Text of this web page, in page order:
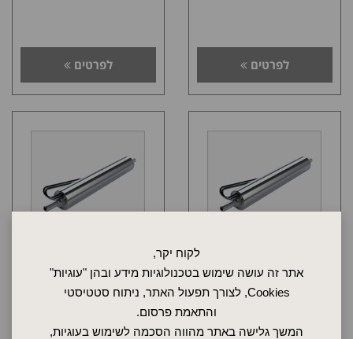
לקוח יקר,
אתר זה עושה שימוש בטכנולוגיות מידע ובהן "עוגיות"
Cookies, לצורך תפעול האתר, ניתוח סטטיסטי
והתאמת פרסום.
המשך גלישה באתר מהווה הסכמה לשימוש בעוגיות,
לפרטים לפרטים
מחמם קו מיניאטורי עוצמתי
אורך 165 מ"מ, הספק 500 וואט
מחמם קו מיניאטורי עוצמתי